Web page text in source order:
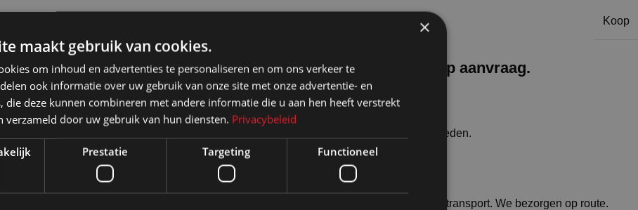
Koop
Transportprijzen voor huur en koop op aanvraag.
Bij koop:
afhankelijk van het volume kunnen wij transport aanbieden.
Bij huur:
Wij brengen en halen op bij huurorders met ons eigen transport. We bezorgen op route.
×
maakt gebruik van cookies.
om inhoud en advertenties te personaliseren en om ons verkeer te
ook informatie over uw gebruik van onze site met onze advertentie- en
die deze kunnen combineren met andere informatie die u aan hen heeft verstrekt
verzameld door uw gebruik van hun diensten. Privacybeleid
Prestatie Targeting Functioneel